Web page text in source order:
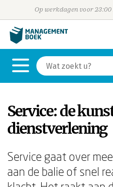
Op werkdagen voor
Service: de
dienstverlening
Service gaat over
aan de balie of snel